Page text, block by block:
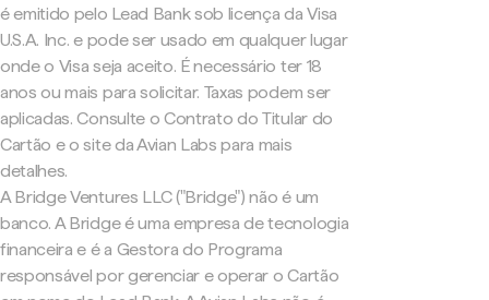
é emitido pelo Lead Bank sob licença da Visa
U.S.A. Inc. e pode ser usado em qualquer lugar
onde o Visa seja aceito. É necessário ter 18
anos ou mais para solicitar. Taxas podem ser
aplicadas. Consulte o Contrato do Titular do
Cartão e o site da Avian Labs para mais
detalhes.
A Bridge Ventures LLC ("Bridge") não é um
banco. A Bridge é uma empresa de tecnologia
financeira e é a Gestora do Programa
responsável por gerenciar e operar o Cartão